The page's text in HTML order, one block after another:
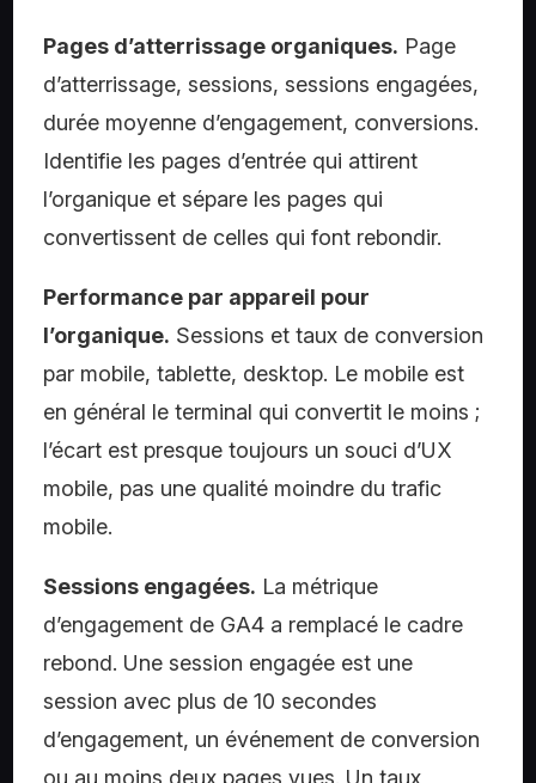
Pages d’atterrissage organiques. Page
d’atterrissage, sessions, sessions engagées,
durée moyenne d’engagement, conversions.
Identifie les pages d’entrée qui attirent
l’organique et sépare les pages qui
convertissent de celles qui font rebondir.
Performance par appareil pour
l’organique. Sessions et taux de conversion
par mobile, tablette, desktop. Le mobile est
en général le terminal qui convertit le moins ;
l’écart est presque toujours un souci d’UX
mobile, pas une qualité moindre du trafic
mobile.
Sessions engagées. La métrique
d’engagement de GA4 a remplacé le cadre
rebond. Une session engagée est une
session avec plus de 10 secondes
d’engagement, un événement de conversion
ou au moins deux pages vues. Un taux